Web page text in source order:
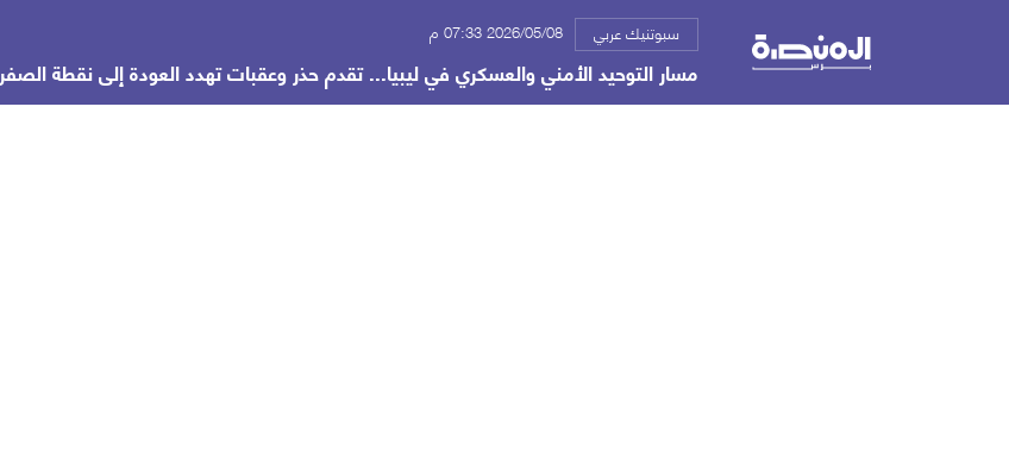
سبوتنيك عربي 2026/05/08 07:33 م
مسار التوحيد الأمني والعسكري في ليبيا... تقدم حذر وعقبات تهدد العودة إلى نقطة الصفر